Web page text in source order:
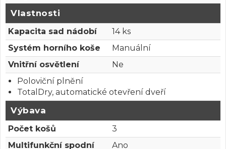
Vlastnosti
Kapacita sad nádobí
14 ks
Systém horního koše
Manuální
Vnitřní osvětlení
Ne
Poloviční plnění
TotalDry, automatické otevření dveří
Výbava
Počet košů
3
Multifunkční spodní
Ano